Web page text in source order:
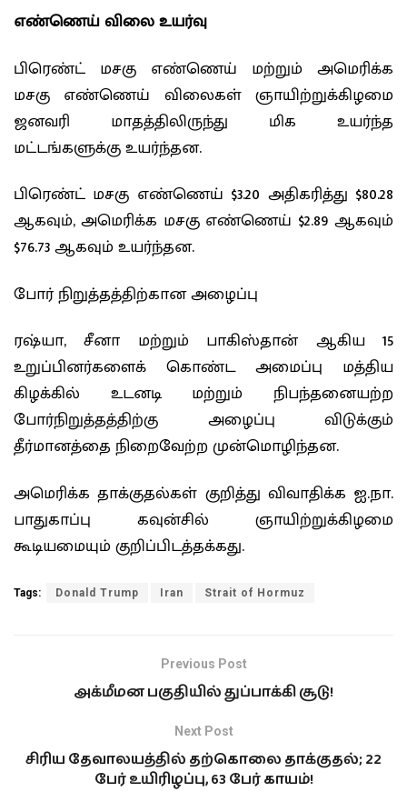
எண்ணெய் விலை உயர்வு
பிரெண்ட் மசகு எண்ணெய் மற்றும் அமெரிக்க
மசகு எண்ணெய் விலைகள் ஞாயிற்றுக்கிழமை
ஜனவரி மாதத்திலிருந்து மிக உயர்ந்த
மட்டங்களுக்கு உயர்ந்தன.
பிரெண்ட் மசகு எண்ணெய் $3.20 அதிகரித்து $80.28
ஆகவும், அமெரிக்க மசகு எண்ணெய் $2.89 ஆகவும்
$76.73 ஆகவும் உயர்ந்தன.
போர் நிறுத்தத்திற்கான அழைப்பு
ரஷ்யா, சீனா மற்றும் பாகிஸ்தான் ஆகிய 15
உறுப்பினர்களைக் கொண்ட அமைப்பு மத்திய
கிழக்கில் உடனடி மற்றும் நிபந்தனையற்ற
போர்நிறுத்தத்திற்கு அழைப்பு விடுக்கும்
தீர்மானத்தை நிறைவேற்ற முன்மொழிந்தன.
அமெரிக்க தாக்குதல்கள் குறித்து விவாதிக்க ஐ.நா.
பாதுகாப்பு கவுன்சில் ஞாயிற்றுக்கிழமை
கூடியமையும் குறிப்பிடத்தக்கது.
Tags: Donald Trump Iran Strait of Hormuz
Previous Post
அக்மீமன பகுதியில் துப்பாக்கி சூடு!
Next Post
சிரிய தேவாலயத்தில் தற்கொலை தாக்குதல்; 22
பேர் உயிரிழப்பு, 63 பேர் காயம்!